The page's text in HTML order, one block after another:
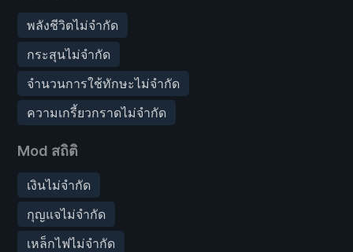
พลังชีวิตไม่จำกัด
กระสุนไม่จำกัด
จำนวนการใช้ทักษะไม่จำกัด
ความเกรี้ยวกราดไม่จำกัด
Mod สถิติ
เงินไม่จำกัด
กุญแจไม่จำกัด
เหล็กไฟไม่จำกัด